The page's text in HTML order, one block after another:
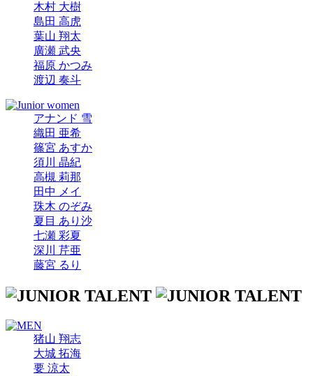
木村 大樹
島田 高虎
葉山 翔太
廣瀬 武央
福原 かつみ
渡辺 奏斗
アナンド 雪
織田 亜希
篠宮 あすか
須川 晶紀
高槻 莉那
田中 メイ
珠木 のぞみ
夏目 あり沙
七瀬 彩夏
深川 芹亜
藤宮 るり
猪山 翔志
大城 拓海
要 涼太